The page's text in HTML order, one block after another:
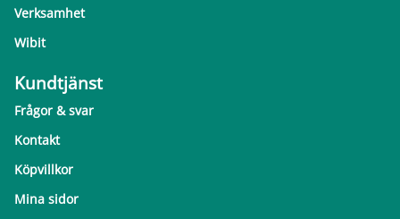
Verksamhet
Wibit
Kundtjänst
Frågor & svar
Kontakt
Köpvillkor
Mina sidor